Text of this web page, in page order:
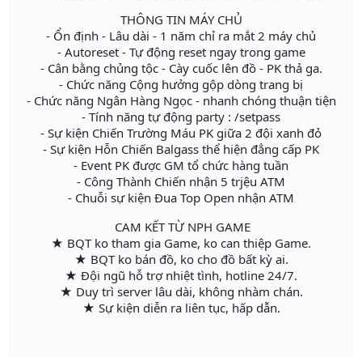
THÔNG TIN MÁY CHỦ
- Ổn định - Lâu dài - 1 năm chỉ ra mắt 2 máy chủ
- Autoreset - Tự động reset ngay trong game
- Cân bằng chủng tộc - Cày cuốc lên đồ - PK thả ga.
- Chức năng Cộng hưởng gộp dòng trang bị
- Chức năng Ngân Hàng Ngọc - nhanh chóng thuận tiện
- Tính năng tự động party : /setpass
- Sự kiện Chiến Trường Máu PK giữa 2 đội xanh đỏ
- Sự kiện Hỗn Chiến Balgass thể hiện đẳng cấp PK
- Event PK được GM tổ chức hàng tuần
- Công Thành Chiến nhận 5 trjệu ATM
- Chuỗi sự kiện Đua Top Open nhận ATM
CAM KẾT TỪ NPH GAME
★ BQT ko tham gia Game, ko can thiệp Game.
★ BQT ko bán đồ, ko cho đồ bất kỳ ai.
★ Đội ngũ hỗ trợ nhiệt tình, hotline 24/7.
★ Duy trì server lâu dài, không nhàm chán.
★ Sự kiện diễn ra liên tục, hấp dẫn.